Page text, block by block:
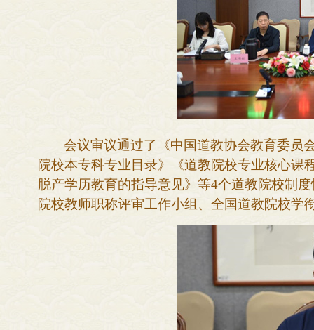
会议审议通过了《中国道教协会教育委员
院校本专科专业目录》《道教院校专业核心课
脱产学历教育的指导意见》等4个道教院校制
院校教师职称评审工作小组、全国道教院校学